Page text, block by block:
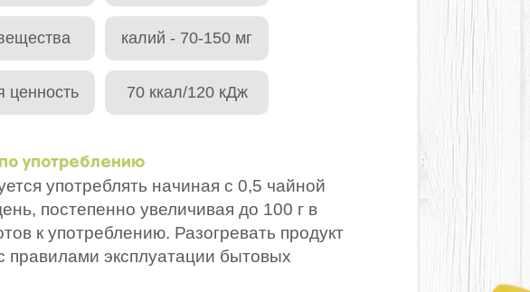
калий - 70-150 мг
ценность 70 ккал/120 кДж
употреблению
употреблять начиная с 0,5 чайной
постепенно увеличивая до 100 г в
к употреблению. Разогревать продукт
правилами эксплуатации бытовых